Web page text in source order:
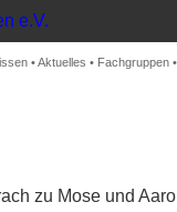
•Aktuelles • Fachgruppen
zu Mose und